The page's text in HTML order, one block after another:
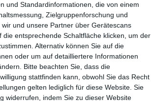
und Standardinformationen, die von einem
Zielgruppenforschung und
und unsere Partner über Gerätescans
entsprechende Schaltfläche klicken, um der
Alternativ können Sie auf die
oder um auf detailliertere Informationen
Bitte beachten Sie, dass die
stattfinden kann, obwohl Sie das Recht
gelten lediglich für diese Website. Sie
widerrufen, indem Sie zu dieser Website
Manager für
solches Treffen
nie diejenigen für
bei einem Mitglied
sondern außerhalb
AppleInsider